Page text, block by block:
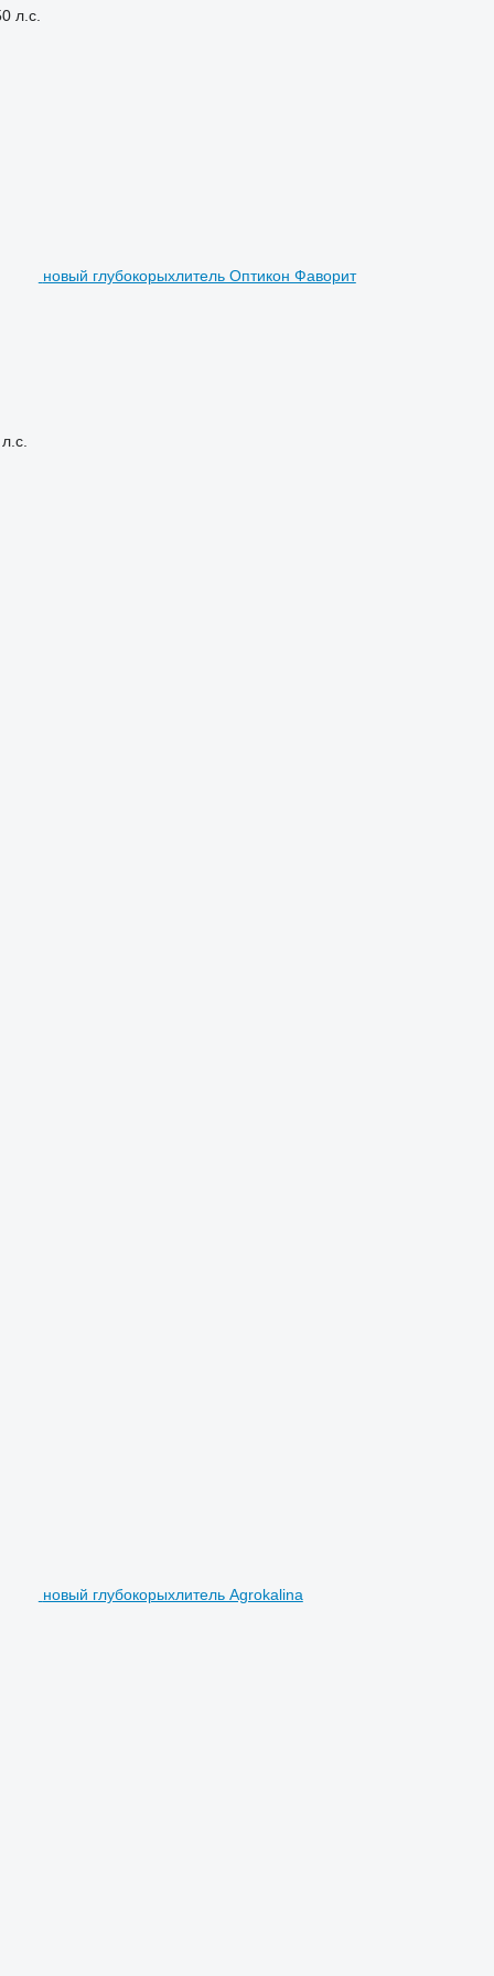
л.с.
новый глубокорыхлитель Оптикон Фаворит
новый глубокорыхлитель Agrokalina